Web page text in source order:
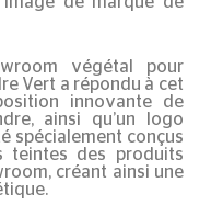
végétal pour
Vert a répondu à cet
innovante de
ainsi qu’un
logo
spécialement conçus
teintes des produits
créant ainsi une